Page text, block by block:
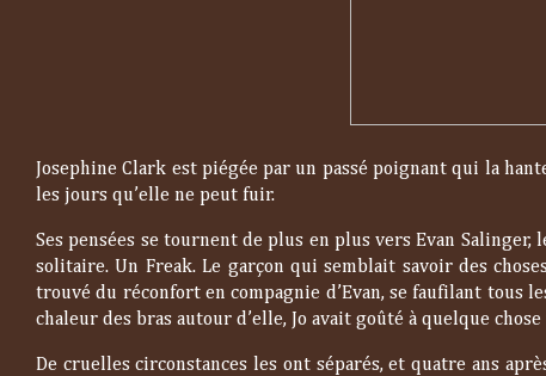
Josephine Clark est piégée par un passé poignant qui la
les jours qu’elle ne peut fuir.
Ses pensées se tournent de plus en plus vers Evan Salinger,
solitaire. Un Freak. Le garçon qui semblait savoir des
trouvé du réconfort en compagnie d’Evan, se faufilant tous
chaleur des bras autour d’elle, Jo avait goûté à quelque
De cruelles circonstances les ont séparés, et quatre ans